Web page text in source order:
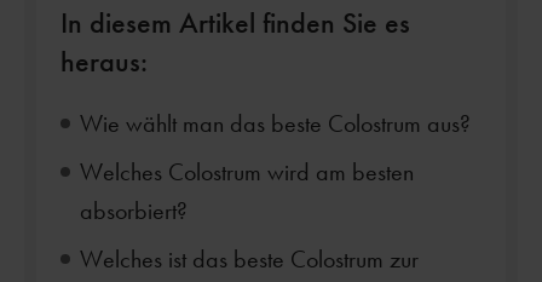
In diesem Artikel finden Sie es
heraus:
Wie wählt man das beste Colostrum aus?
Welches Colostrum wird am besten
absorbiert?
Welches ist das beste Colostrum zur